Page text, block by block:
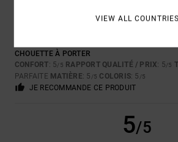
CHOUETTE À PORTER
CONFORT: 5/5 RAPPORT QUALITÉ / PRIX: 5/5
PARFAITE MATIÈRE: 5 /5 COLORIS: 5 /5
JE RECOMMANDE CE PRODUIT
5/5
VIEW ALL COUNTRIES